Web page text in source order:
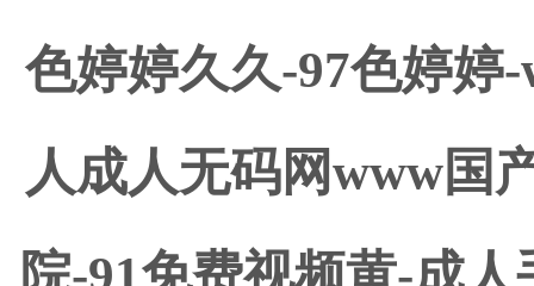
色婷婷久久-97色婷婷
人成人无码网www国
院-91免费视频黄-成